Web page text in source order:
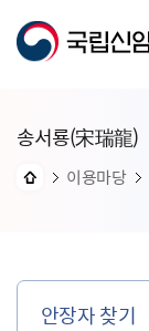
송서룡(宋瑞龍)
이용마당
안장자 찾기